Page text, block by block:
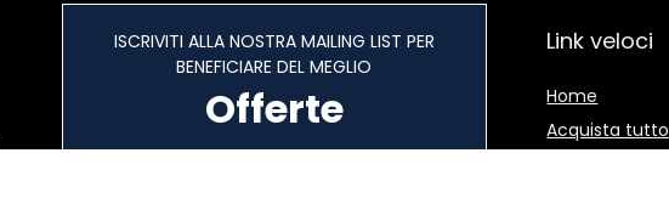
ISCRIVITI ALLA NOSTRA MAILING LIST PER
BENEFICIARE DEL MEGLIO
Offerte
Link veloci
Home
Acquista tutto